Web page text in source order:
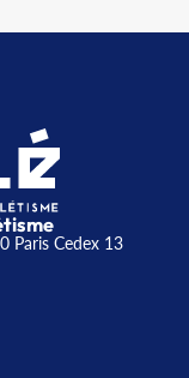
Paris Cedex 13